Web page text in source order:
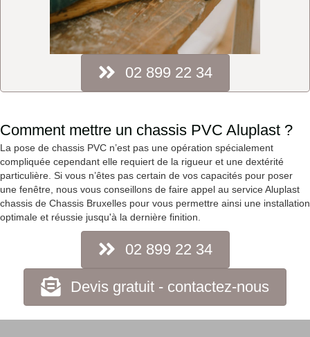
02 899 22 34
Comment mettre un chassis PVC Aluplast ?
La pose de chassis PVC n’est pas une opération spécialement
compliquée cependant elle requiert de la rigueur et une dextérité
particulière. Si vous n’êtes pas certain de vos capacités pour poser
une fenêtre, nous vous conseillons de faire appel au service Aluplast
chassis de Chassis Bruxelles pour vous permettre ainsi une installation
optimale et réussie jusqu'à la dernière finition.
02 899 22 34
Devis gratuit - contactez-nous